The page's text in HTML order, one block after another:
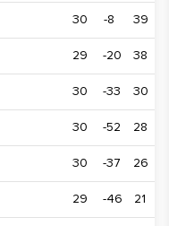
30 -8 39
29 -20 38
30 -33 30
30 -52 28
30 -37 26
29 -46 21